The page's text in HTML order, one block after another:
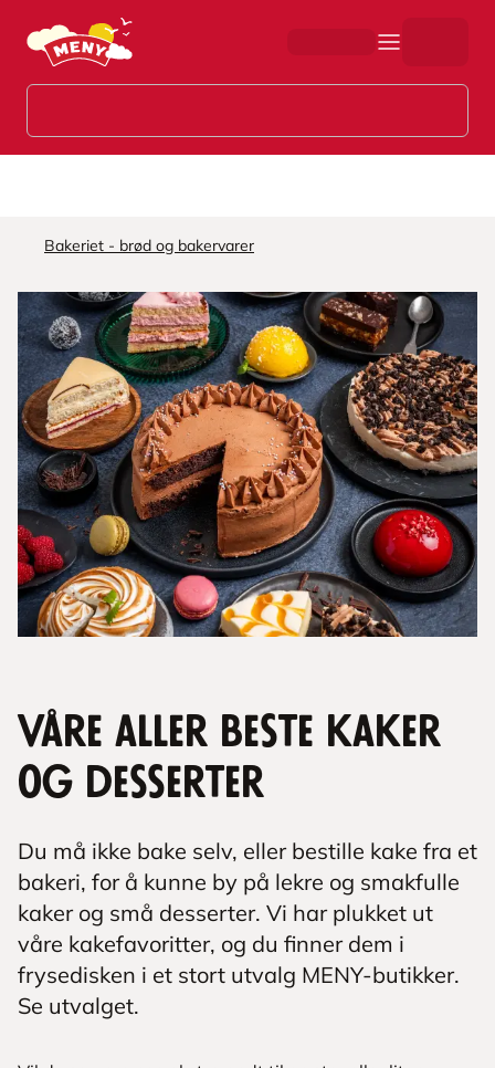
Hopp til hovedinnhold
Bakeriet - brød og bakervarer
Våre aller beste kaker
og desserter
Du må ikke bake selv, eller bestille kake fra et
bakeri, for å kunne by på lekre og smakfulle
kaker og små desserter. Vi har plukket ut
våre kakefavoritter, og du finner dem i
frysedisken i et stort utvalg MENY-butikker.
Se utvalget.